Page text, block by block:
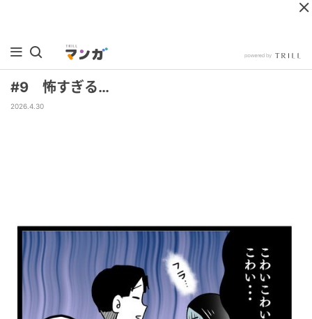
#9 怖すぎる…
2026.4.30